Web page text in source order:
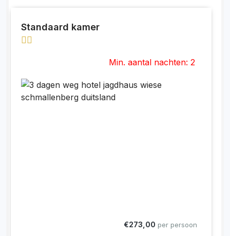
Standaard kamer
Min. aantal nachten: 2
€273,00 per persoon